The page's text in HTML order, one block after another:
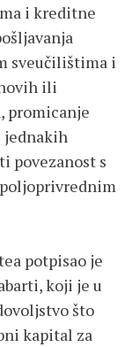
i kreditne
sveučilištima i
ili
promicanje
jednakih
povezanost s
potpisao je
koji je u
što
kapital za